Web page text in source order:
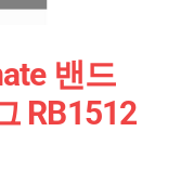
밴드
RB1512